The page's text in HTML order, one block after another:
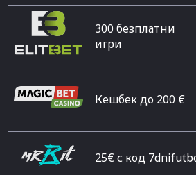
300 безплатни
игри
Кешбек до 200 €
25€ с код